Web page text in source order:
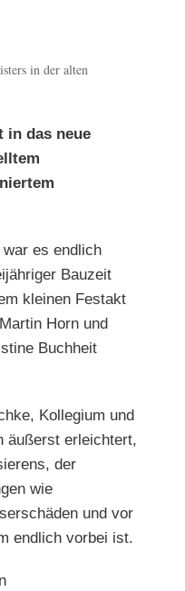
in der alten
in das neue
es endlich
Bauzeit
kleinen Festakt
Horn und
Buchheit
Kollegium und
äußerst erleichtert,
der
wie
und vor
endlich vorbei ist.